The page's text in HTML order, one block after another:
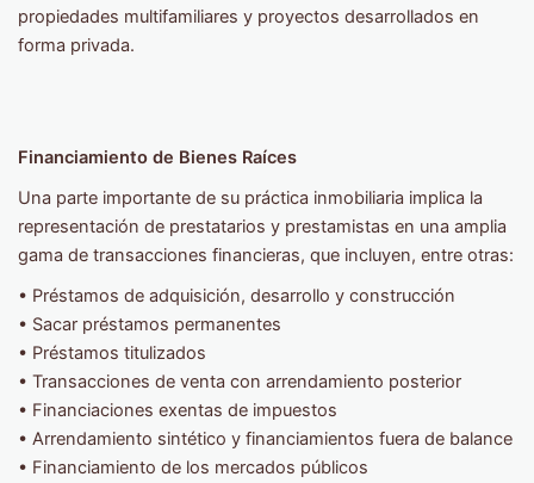
propiedades multifamiliares y proyectos desarrollados en
forma privada.
Financiamiento de Bienes Raíces
Una parte importante de su práctica inmobiliaria implica la
representación de prestatarios y prestamistas en una amplia
gama de transacciones financieras, que incluyen, entre otras:
• Préstamos de adquisición, desarrollo y construcción
• Sacar préstamos permanentes
• Préstamos titulizados
• Transacciones de venta con arrendamiento posterior
• Financiaciones exentas de impuestos
• Arrendamiento sintético y financiamientos fuera de balance
• Financiamiento de los mercados públicos